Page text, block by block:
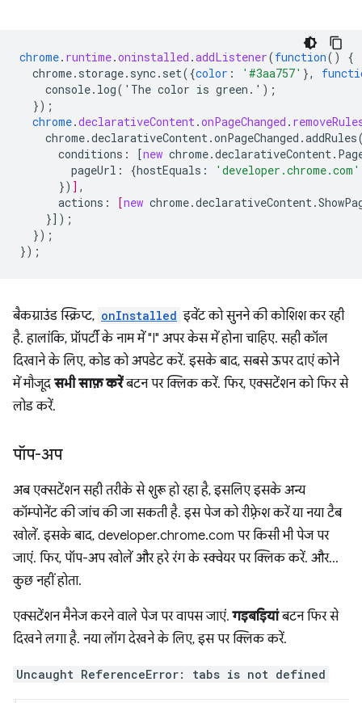
chrome. runtime.oninstalled .addListener(function()
{
chrome.storage.sync.set({color : '#3aa757' },
console.log('The color is green.') ;
});
chrome.declarativeContent.onPageChanged .
conditions : [new
pageUrl : {hostEquals : 'developer.chrome.com'
}) ] ,
actions : [new
}]);
});
});
बैकग्राउंड स्क्रिप्ट, onInstalled इवेंट को सुनने की कोशिश कर रही
है. हालांकि, प्रॉपर्टी के नाम में "I" अपर केस में होना चाहिए. सही कॉल
दिखाने के लिए, कोड को अपडेट करें. इसके बाद, सबसे ऊपर दाएं कोने
में मौजूद सभी साफ़ करेंबटन पर क्लिक करें. फिर, एक्सटेंशन को फिर से
लोड करें.
पॉप-अप
अब एक्सटेंशन सही तरीके से शुरू हो रहा है, इसलिए इसके अन्य
कॉम्पोनेंट की जांच की जा सकती है. इस पेज को रीफ़्रेश करें या नया टैब
खोलें. इसके बाद, developer.chrome.com पर किसी भी पेज पर
जाएं. फिर, पॉप-अप खोलें और हरे रंग के स्क्वेयर पर क्लिक करें. और...
कुछ नहीं होता.
एक्सटेंशन मैनेज करने वाले पेज पर वापस जाएं.गड़बड़ियांबटन फिर से
दिखने लगा है. नया लॉग देखने के लिए, इस पर क्लिक करें.
Uncaught ReferenceError: tabs is not defined